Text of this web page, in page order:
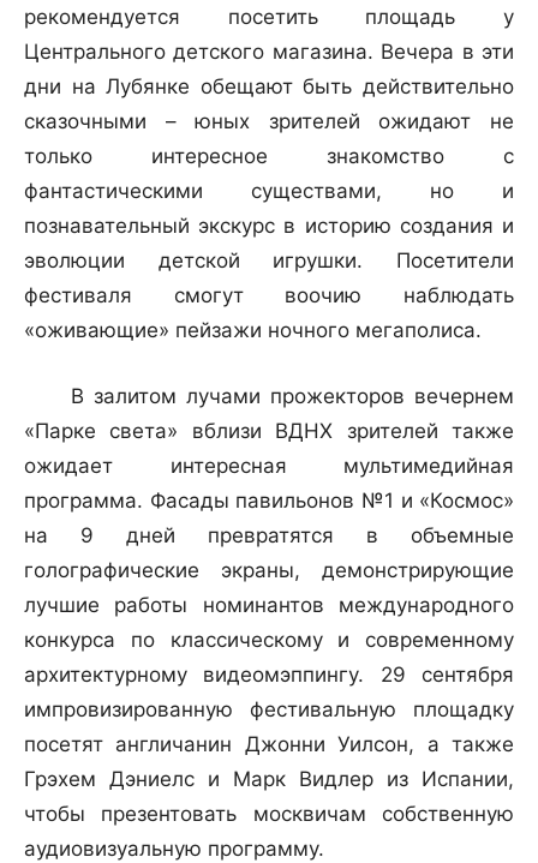
рекомендуется посетить площадь у
Центрального детского магазина. Вечера в эти
дни на Лубянке обещают быть действительно
сказочными – юных зрителей ожидают не
только интересное знакомство с
фантастическими существами, но и
познавательный экскурс в историю создания и
эволюции детской игрушки. Посетители
фестиваля смогут воочию наблюдать
«оживающие» пейзажи ночного мегаполиса.
В залитом лучами прожекторов вечернем
«Парке света» вблизи ВДНХ зрителей также
ожидает интересная мультимедийная
программа. Фасады павильонов №1 и «Космос»
на 9 дней превратятся в объемные
голографические экраны, демонстрирующие
лучшие работы номинантов международного
конкурса по классическому и современному
архитектурному видеомэппингу. 29 сентября
импровизированную фестивальную площадку
посетят англичанин Джонни Уилсон, а также
Грэхем Дэниелс и Марк Видлер из Испании,
чтобы презентовать москвичам собственную
аудиовизуальную программу.